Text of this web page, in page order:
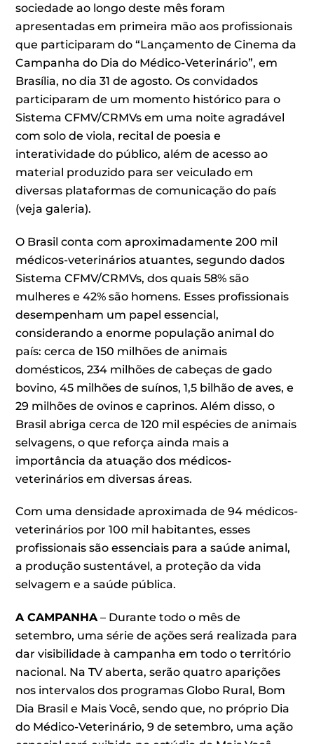
sociedade ao longo deste mês foram
apresentadas em primeira mão aos profissionais
que participaram do “Lançamento de Cinema da
Campanha do Dia do Médico-Veterinário”, em
Brasília, no dia 31 de agosto. Os convidados
participaram de um momento histórico para o
Sistema CFMV/CRMVs em uma noite agradável
com solo de viola, recital de poesia e
interatividade do público, além de acesso ao
material produzido para ser veiculado em
diversas plataformas de comunicação do país
(veja galeria).
O Brasil conta com aproximadamente 200 mil
médicos-veterinários atuantes, segundo dados
Sistema CFMV/CRMVs, dos quais 58% são
mulheres e 42% são homens. Esses profissionais
desempenham um papel essencial,
considerando a enorme população animal do
país: cerca de 150 milhões de animais
domésticos, 234 milhões de cabeças de gado
bovino, 45 milhões de suínos, 1,5 bilhão de aves, e
29 milhões de ovinos e caprinos. Além disso, o
Brasil abriga cerca de 120 mil espécies de animais
selvagens, o que reforça ainda mais a
importância da atuação dos médicos-
veterinários em diversas áreas.
Com uma densidade aproximada de 94 médicos-
veterinários por 100 mil habitantes, esses
profissionais são essenciais para a saúde animal,
a produção sustentável, a proteção da vida
selvagem e a saúde pública.
A CAMPANHA– Durante todo o mês de
setembro, uma série de ações será realizada para
dar visibilidade à campanha em todo o território
nacional. Na TV aberta, serão quatro aparições
nos intervalos dos programas Globo Rural, Bom
Dia Brasil e Mais Você, sendo que, no próprio Dia
do Médico-Veterinário, 9 de setembro, uma ação